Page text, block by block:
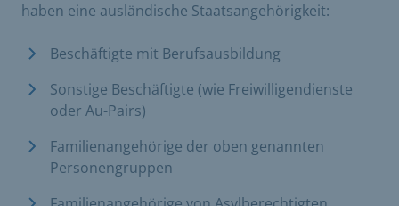
haben eine ausländische Staatsangehörigkeit:
Beschäftigte mit Berufsausbildung
Sonstige Beschäftigte (wie Freiwilligendienste
oder Au-Pairs)
Familienangehörige der oben genannten
Personengruppen